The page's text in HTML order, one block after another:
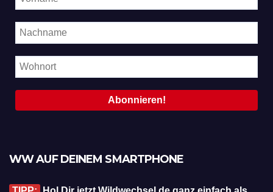
WW AUF DEINEM SMARTPHONE